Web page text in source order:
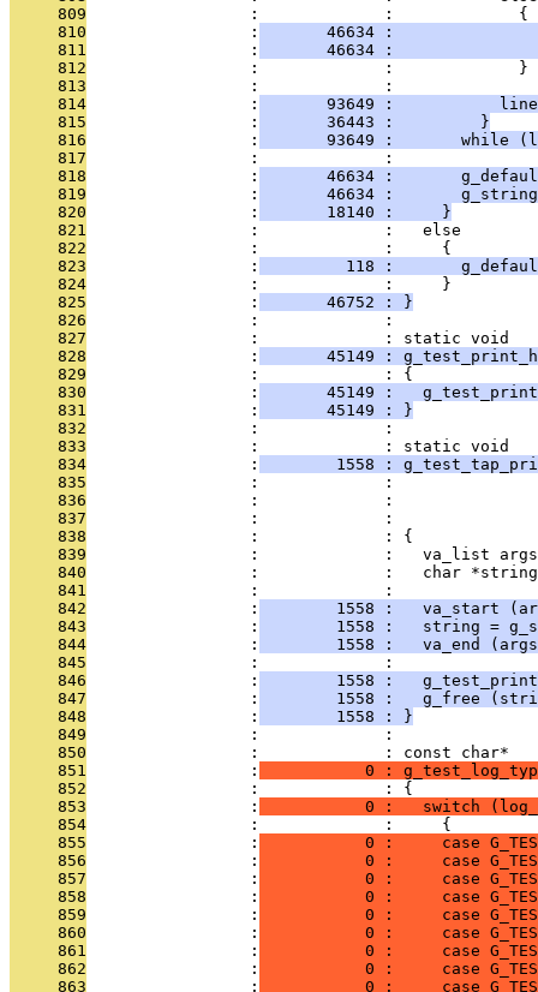
     809
                 :             :             {
     810
                 :
46634 :
     811
                 :
46634 :
     812
                 :             :             }
     813
                 :             :
     814
                 :
93649 :
     815
                 :
       36443 :         }
     816
                 :
93649 :       while
     817
                 :             :
     818
                 :
46634 :
     819
                 :
46634 :
     820
                 :
       18140 :     }
     821
                 :             :   else
     822
                 :             :     {
     823
                 :
118 :
     824
                 :             :     }
     825
                 :
       46752 : }
     826
                 :             :
     827
                 :             : static void
     828
                 :
45149 :
     829
                 :             : {
     830
                 :
45149 :
     831
                 :
       45149 : }
     832
                 :             :
     833
                 :             : static void
     834
                 :
1558 :
     835
:             :
     836
:             :
     837
:             :
     838
                 :             : {
     839
:             :   va_list
     840
:             :   char
     841
                 :             :
     842
                 :
1558 :   va_start
     843
                 :
1558 :   string =
     844
                 :
1558 :   va_end
     845
                 :             :
     846
                 :
1558 :
     847
                 :
1558 :   g_free
     848
                 :
        1558 : }
     849
                 :             :
     850
                 :             : const char*
     851
                 :
0 :
     852
                 :             : {
     853
                 :
0 :   switch
     854
                 :             :     {
     855
                 :
0 :     case
     856
                 :
0 :     case
     857
                 :
0 :     case
     858
                 :
0 :     case
     859
                 :
0 :     case
     860
                 :
0 :     case
     861
                 :
0 :     case
     862
                 :
0 :     case
     863
                 :
0 :     case